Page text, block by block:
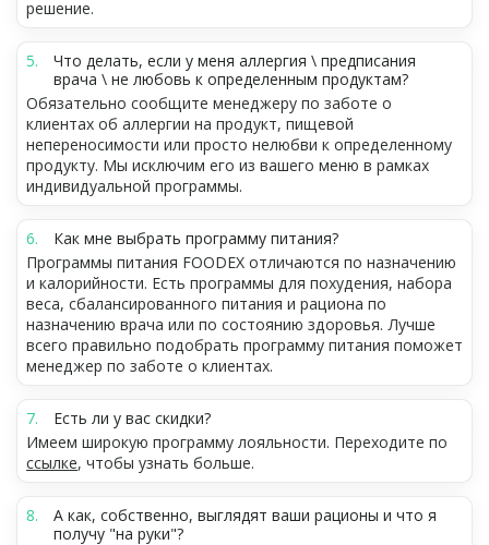
решение.
Что делать, если у меня аллергия \ предписания
врача \ не любовь к определенным продуктам?
Обязательно сообщите менеджеру по заботе о
клиентах об аллергии на продукт, пищевой
непереносимости или просто нелюбви к определенному
продукту. Мы исключим его из вашего меню в рамках
индивидуальной программы.
Как мне выбрать программу питания?
Программы питания FOODEX отличаются по назначению
и калорийности. Есть программы для похудения, набора
веса, сбалансированного питания и рациона по
назначению врача или по состоянию здоровья. Лучше
всего правильно подобрать программу питания поможет
менеджер по заботе о клиентах.
Есть ли у вас скидки?
Имеем широкую программу лояльности. Переходите по
ссылке, чтобы узнать больше.
А как, собственно, выглядят ваши рационы и что я
получу "на руки"?